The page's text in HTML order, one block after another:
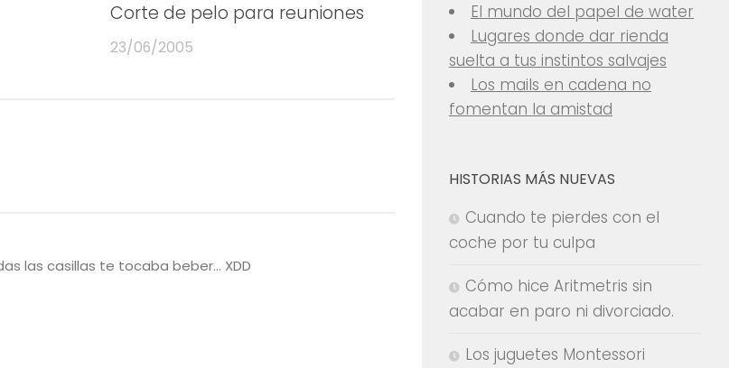
Corte de pelo para reuniones
23/06/2005
las casillas te tocaba beber… XDD
El mundo del papel de water
Lugares donde dar rienda
suelta a tus instintos salvajes
Los mails en cadena no
fomentan la amistad
HISTORIAS MÁS NUEVAS
Cuando te pierdes con el
coche por tu culpa
Cómo hice Aritmetris sin
acabar en paro ni divorciado.
Los juguetes Montessori